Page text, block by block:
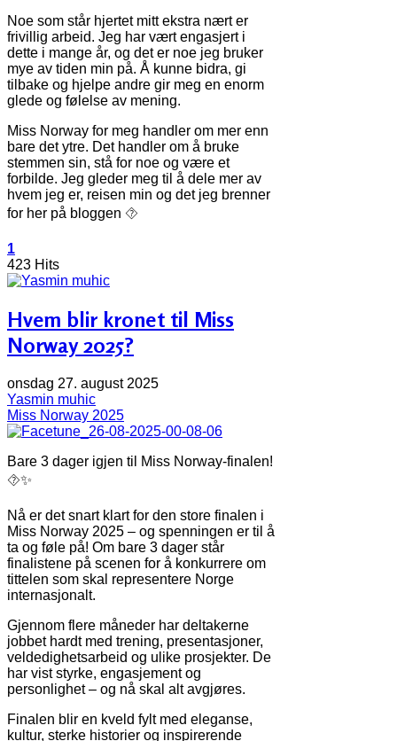
Noe som står hjertet mitt ekstra nært er
frivillig arbeid. Jeg har vært engasjert i
dette i mange år, og det er noe jeg bruker
mye av tiden min på. Å kunne bidra, gi
tilbake og hjelpe andre gir meg en enorm
glede og følelse av mening.
Miss Norway for meg handler om mer enn
bare det ytre. Det handler om å bruke
stemmen sin, stå for noe og være et
forbilde. Jeg gleder meg til å dele mer av
hvem jeg er, reisen min og det jeg brenner
for her på bloggen ⯑
1
423 Hits
Hvem blir kronet til Miss
Norway 2025?
onsdag 27. august 2025
Yasmin muhic
Miss Norway 2025
Bare 3 dager igjen til Miss Norway-finalen!
⯑✨
Nå er det snart klart for den store finalen i
Miss Norway 2025 – og spenningen er til å
ta og føle på! Om bare 3 dager står
finalistene på scenen for å konkurrere om
tittelen som skal representere Norge
internasjonalt.
Gjennom flere måneder har deltakerne
jobbet hardt med trening, presentasjoner,
veldedighetsarbeid og ulike prosjekter. De
har vist styrke, engasjement og
personlighet – og nå skal alt avgjøres.
Finalen blir en kveld fylt med eleganse,
kultur, sterke historier og inspirerende